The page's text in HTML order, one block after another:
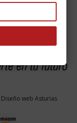
Diseño web Asturias